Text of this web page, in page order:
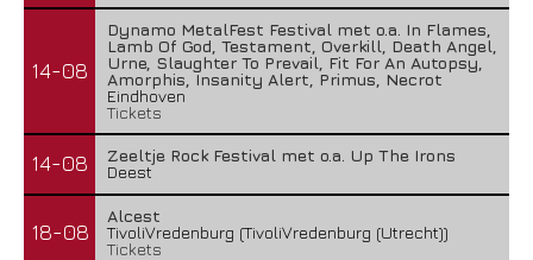
14-08
Dynamo MetalFest Festival met o.a. In Flames,
Lamb Of God, Testament, Overkill, Death Angel,
Urne, Slaughter To Prevail, Fit For An Autopsy,
Amorphis, Insanity Alert, Primus, Necrot
Eindhoven
Tickets
14-08
Zeeltje Rock Festival met o.a. Up The Irons
Deest
18-08
Alcest
TivoliVredenburg (TivoliVredenburg (Utrecht))
Tickets